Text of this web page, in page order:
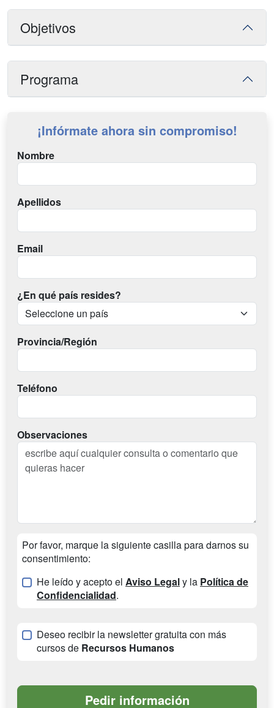
Objetivos
Programa
¡Infórmate ahora sin compromiso!
Nombre
Apellidos
Email
¿En qué país resides?
Provincia/Región
Teléfono
Observaciones
Por favor, marque la siguiente casilla para darnos su
consentimiento:
He leído y acepto el Aviso Legaly la Política de
Confidencialidad.
Deseo recibir la newsletter gratuita con más
cursos de Recursos Humanos